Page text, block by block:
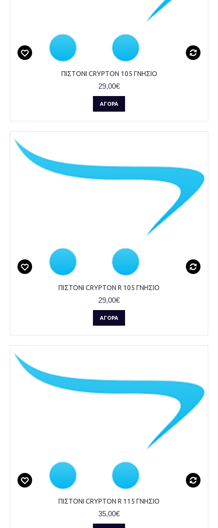
ΠΙΣΤΟΝΙ CRYPTON 105 ΓΝΗΣΙΟ
29,00€
ΑΓΟΡΆ
ΠΙΣΤΟΝΙ CRYPTON R 105 ΓΝΗΣΙΟ
29,00€
ΑΓΟΡΆ
ΠΙΣΤΟΝΙ CRYPTON R 115 ΓΝΗΣΙΟ
35,00€